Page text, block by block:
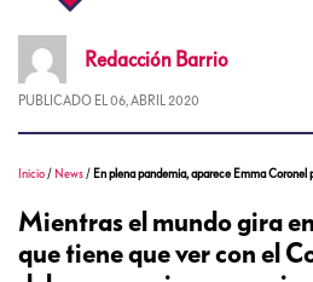
Redacción Barrio
PUBLICADO EL 06, ABRIL 2020
Inicio / News / En plena pandemia, aparece Emma Coronel
Mientras el mundo gira
que tiene que ver con el